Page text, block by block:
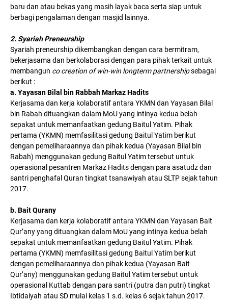
baru dan atau bekas yang masih layak baca serta siap untuk
berbagi pengalaman dengan masjid lainnya.
2. Syariah Preneurship
Syariah preneurship dikembangkan dengan cara bermitram,
bekerjasama dan berkolaborasi dengan para pihak terkait untuk
membangun co creation of win-win longterm partnershipsebagai
berikut :
a. Yayasan Bilal bin Rabbah Markaz Hadits
Kerjasama dan kerja kolaboratif antara YKMN dan Yayasan Bilal
bin Rabah dituangkan dalam MoU yang intinya kedua belah
sepakat untuk memanfaatkan gedung Baitul Yatim. Pihak
pertama (YKMN) memfasilitasi gedung Baitul Yatim berikut
dengan pemeliharaannya dan pihak kedua (Yayasan Bilal bin
Rabah) menggunakan gedung Baitul Yatim tersebut untuk
operasional pesantren Markaz Hadits dengan para asatudz dan
santri penghafal Quran tingkat tsanawiyah atau SLTP sejak tahun
2017.
b. Bait Qurany
Kerjasama dan kerja kolaboratif antara YKMN dan Yayasan Bait
Qur’any yang dituangkan dalam MoU yang intinya kedua belah
sepakat untuk memanfaatkan gedung Baitul Yatim. Pihak
pertama (YKMN) memfasilitasi gedung Baitul Yatim berikut
dengan pemeliharaannya dan pihak kedua (Yayasan Bait
Qur’any) menggunakan gedung Baitul Yatim tersebut untuk
operasional Kuttab dengan para santri (putra dan putri) tingkat
Ibtidaiyah atau SD mulai kelas 1 s.d. kelas 6 sejak tahun 2017.